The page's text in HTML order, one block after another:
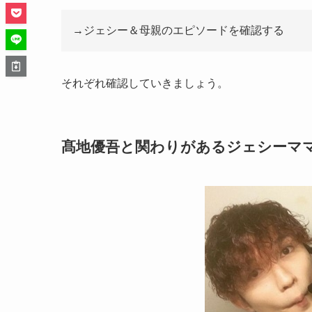
→ジェシー＆母親のエピソードを確認する
それぞれ確認していきましょう。
髙地優吾と関わりがあるジェシーマ